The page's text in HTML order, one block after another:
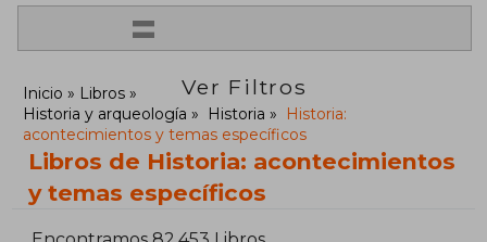
=
Ver Filtros
Inicio
Libros
Historia y arqueología
Historia
Historia:
acontecimientos y temas específicos
Libros de Historia: acontecimientos
y temas específicos